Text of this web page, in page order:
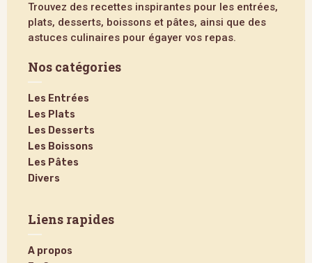
Trouvez des recettes inspirantes pour les entrées,
plats, desserts, boissons et pâtes, ainsi que des
astuces culinaires pour égayer vos repas.
Nos catégories
Les Entrées
Les Plats
Les Desserts
Les Boissons
Les Pâtes
Divers
Liens rapides
A propos